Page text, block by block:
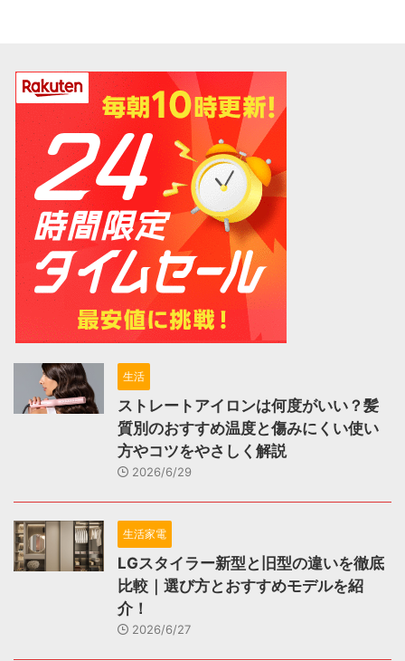
生活
ストレートアイロンは何度がいい？髪
質別のおすすめ温度と傷みにくい使い
方やコツをやさしく解説
2026/6/29
生活家電
LGスタイラー新型と旧型の違いを徹底
比較｜選び方とおすすめモデルを紹
介！
2026/6/27